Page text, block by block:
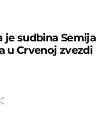
je sudbina Semija
u Crvenoj zvezdi